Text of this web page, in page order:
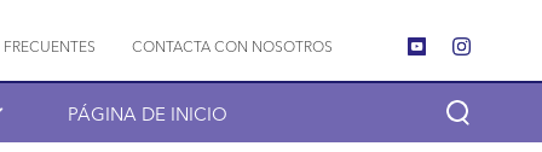
CONTACTA CON NOSOTROS
PÁGINA DE INICIO